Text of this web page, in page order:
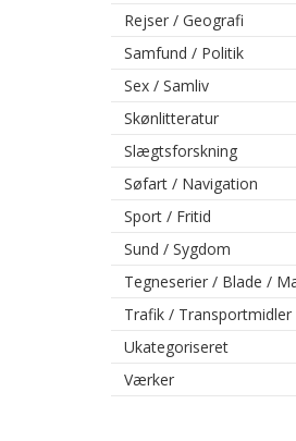
Rejser / Geografi
Samfund / Politik
Sex / Samliv
Skønlitteratur
Slægtsforskning
Søfart / Navigation
Sport / Fritid
Sund / Sygdom
Tegneserier / Blade /
Trafik / Transportmidler
Ukategoriseret
Værker